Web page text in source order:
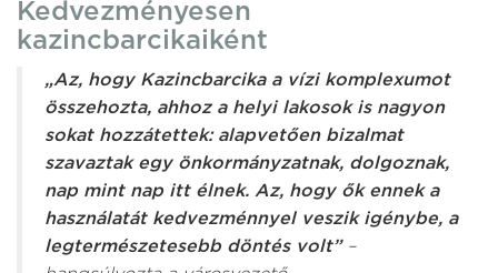
Kedvezményesen
kazincbarcikaiként
„Az, hogy Kazincbarcika a vízi komplexumot
összehozta, ahhoz a helyi lakosok is nagyon
sokat hozzátettek: alapvetően bizalmat
szavaztak egy önkormányzatnak, dolgoznak,
nap mint nap itt élnek. Az, hogy ők ennek a
használatát kedvezménnyel veszik igénybe, a
legtermészetesebb döntés volt”–